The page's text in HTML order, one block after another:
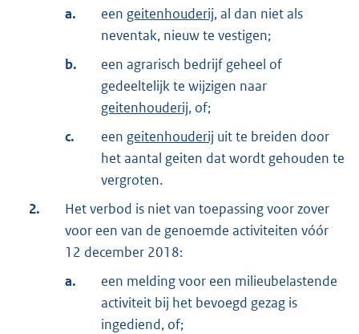
a.
een geitenhouderij, al dan niet als
neventak, nieuw te vestigen;
b.
een agrarisch bedrijf geheel of
gedeeltelijk te wijzigen naar
geitenhouderij, of;
c.
een geitenhouderij uit te breiden door
het aantal geiten dat wordt gehouden te
vergroten.
2.
Het verbod is niet van toepassing voor zover
voor een van de genoemde activiteiten vóór
12 december 2018:
a.
een melding voor een milieubelastende
activiteit bij het bevoegd gezag is
ingediend, of;